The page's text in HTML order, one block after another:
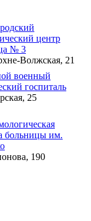
центр
№ 3
Волжская, 21
военный
госпиталь
25
больницы им.
190